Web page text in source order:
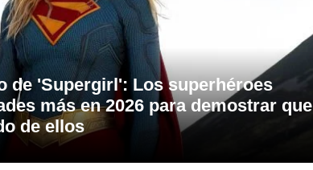
de 'Supergirl': Los superhéroes
más en 2026 para demostrar que
de ellos